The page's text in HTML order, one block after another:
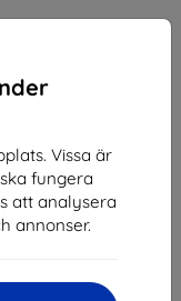
Vissa är
fungera
att analysera
annonser.